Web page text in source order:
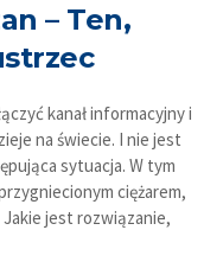
– Ten,
kanał informacyjny i
na świecie. I nie jest
sytuacja. W tym
ciężarem,
jest rozwiązanie,